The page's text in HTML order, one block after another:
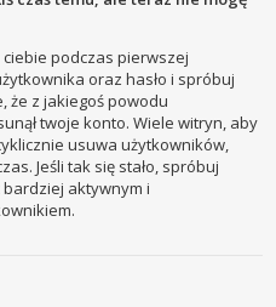
ciebie podczas pierwszej
oraz hasło i spróbuj
że z jakiegoś powodu
twoje konto. Wiele witryn, aby
usuwa użytkowników,
Jeśli tak się stało, spróbuj
aktywnym i